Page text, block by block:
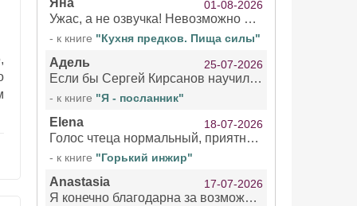
Яна 01-08-2026
Ужас, а не озвучка! Невозможно вникать в смысл текста из за кривляний чтеца
- к книге "Кухня предков. Пища силы"
Адель 25-07-2026
Если бы Сергей Кирсанов научился не сглатывать каждые 1-2 минуты слюну, так что слышно в микрофоне и, что вызывает отвращение, то мелжно было бы слушать.
- к книге "Я - посланник"
Elena 18-07-2026
Голос чтеца нормальный, приятный тембр. Мне очень понравилось озвучивание рассказа. Очень странный отзыв Надежды. Может у неё что-то с нервами?
- к книге "Горький инжир"
Anastasia 17-07-2026
Я конечно благодарна за возможность бесплатно слушать книги даже новинки , но чтение этой книги просто ужасно